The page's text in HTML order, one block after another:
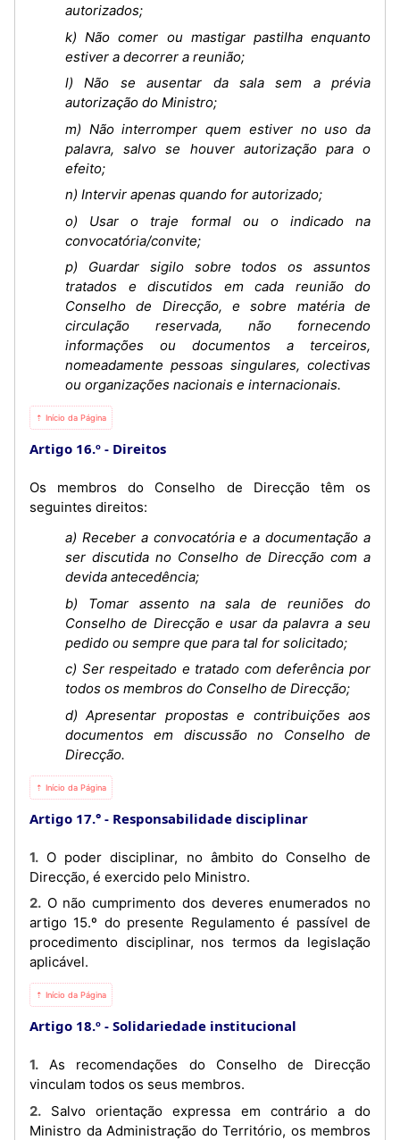
autorizados;
k) Não comer ou mastigar pastilha enquanto
estiver a decorrer a reunião;
l) Não se ausentar da sala sem a prévia
autorização do Ministro;
m) Não interromper quem estiver no uso da
palavra, salvo se houver autorização para o
efeito;
n) Intervir apenas quando for autorizado;
o) Usar o traje formal ou o indicado na
convocatória/convite;
p) Guardar sigilo sobre todos os assuntos
tratados e discutidos em cada reunião do
Conselho de Direcção, e sobre matéria de
circulação reservada, não fornecendo
informações ou documentos a terceiros,
nomeadamente pessoas singulares, colectivas
ou organizações nacionais e internacionais.
⇡ Início da Página
Artigo 16.º Direitos
Os membros do Conselho de Direcção têm os
seguintes direitos:
a) Receber a convocatória e a documentação a
ser discutida no Conselho de Direcção com a
devida antecedência;
b) Tomar assento na sala de reuniões do
Conselho de Direcção e usar da palavra a seu
pedido ou sempre que para tal for solicitado;
c) Ser respeitado e tratado com deferência por
todos os membros do Conselho de Direcção;
d) Apresentar propostas e contribuições aos
documentos em discussão no Conselho de
Direcção.
⇡ Início da Página
Artigo 17.° Responsabilidade disciplinar
1. O poder disciplinar, no âmbito do Conselho de
Direcção, é exercido pelo Ministro.
2. O não cumprimento dos deveres enumerados no
artigo 15.º do presente Regulamento é passível de
procedimento disciplinar, nos termos da legislação
aplicável.
⇡ Início da Página
Artigo 18.º Solidariedade institucional
1. As recomendações do Conselho de Direcção
vinculam todos os seus membros.
2. Salvo orientação expressa em contrário a do
Ministro da Administração do Território, os membros